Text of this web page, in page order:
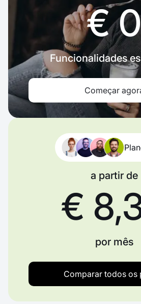
€ 0
Funcionalidades
Começar
a partir de
€
por mês
Comparar todos os